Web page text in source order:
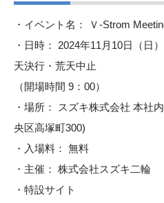
・イベント名： Ｖ-Strom
・日時： 2024年11月10日（日
天決行・荒天中止
（開場時間 9：00）
・場所： スズキ株式会社 本社
央区高塚町300)
・入場料： 無料
・主催： 株式会社スズキ二輪
・特設サイト